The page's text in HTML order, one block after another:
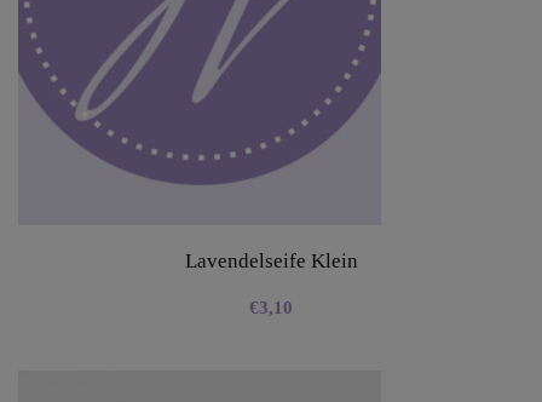
Lavendelseife Klein
€3,10